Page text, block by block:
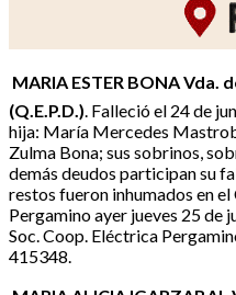
MARIA ESTER BONA Vda.
(Q.E.P.D.). Falleció el 24 de
hija: María Mercedes
Zulma Bona; sus sobrinos,
demás deudos participan su
restos fueron inhumados en
Pergamino ayer jueves 25 de
Soc. Coop. Eléctrica
415348.